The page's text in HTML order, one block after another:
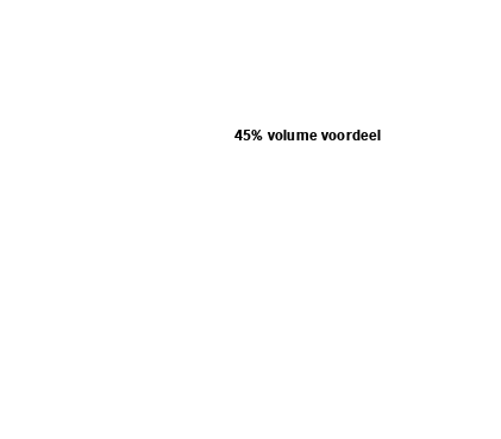
45% volume voordeel